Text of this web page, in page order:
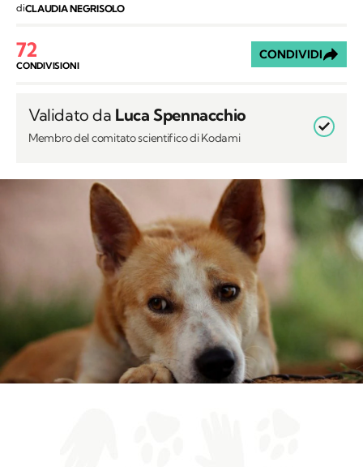
diCLAUDIA NEGRISOLO
72
CONDIVISIONI
CONDIVIDI
Validato da Luca Spennacchio
Membro del comitato scientifico di Kodami